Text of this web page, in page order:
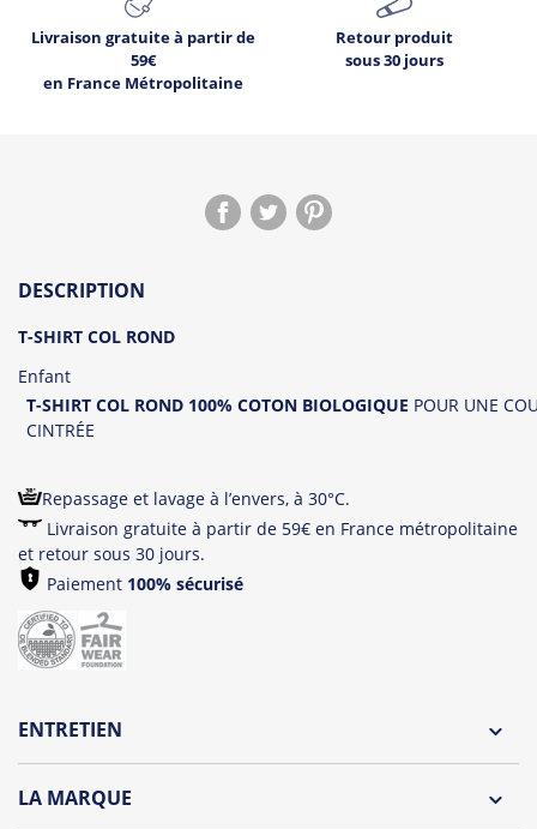
Livraison gratuite à partir de
59€
en France Métropolitaine
Retour produit
sous 30 jours
DESCRIPTION
T-SHIRT COL ROND
Enfant
T-SHIRT COL ROND 100% COTON BIOLOGIQUE POUR UNE
CINTRÉE
Repassage et lavage à l’envers, à 30°C.
Livraison gratuite à partir de 59€ en France métropolitaine
et retour sous 30 jours.
Paiement 100% sécurisé
ENTRETIEN
LA MARQUE